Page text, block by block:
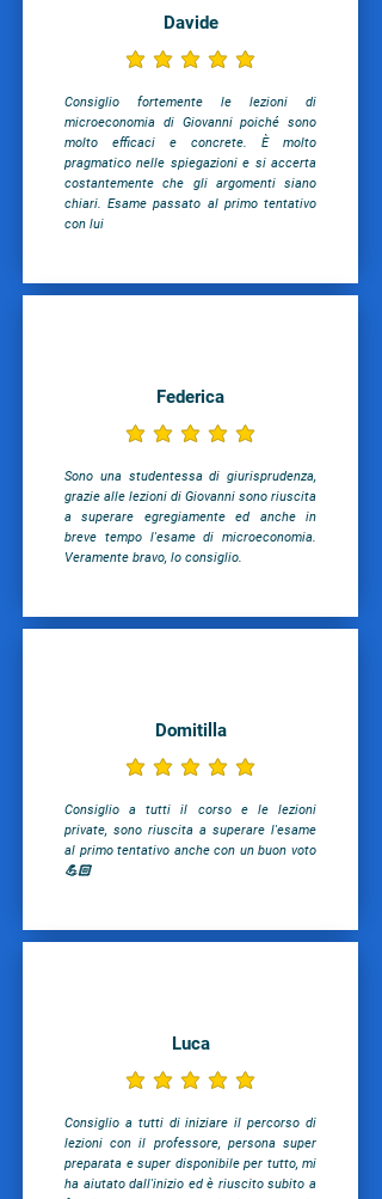
Davide
la valutazione media è 5 su
Consiglio fortemente le lezioni di
microeconomia di Giovanni poiché sono
molto efficaci e concrete. È molto
pragmatico nelle spiegazioni e si accerta
costantemente che gli argomenti siano
chiari. Esame passato al primo tentativo
con lui
Federica
la valutazione media è 5 su
Sono una studentessa di giurisprudenza,
grazie alle lezioni di Giovanni sono riuscita
a superare egregiamente ed anche in
breve tempo l'esame di microeconomia.
Veramente bravo, lo consiglio.
Domitilla
la valutazione media è 5 su
Consiglio a tutti il corso e le lezioni
private, sono riuscita a superare l'esame
al primo tentativo anche con un buon voto
💪🏻
Luca
la valutazione media è 5 su
Consiglio a tutti di iniziare il percorso di
lezioni con il professore, persona super
preparata e super disponibile per tutto, mi
ha aiutato dall'inizio ed è riuscito subito a